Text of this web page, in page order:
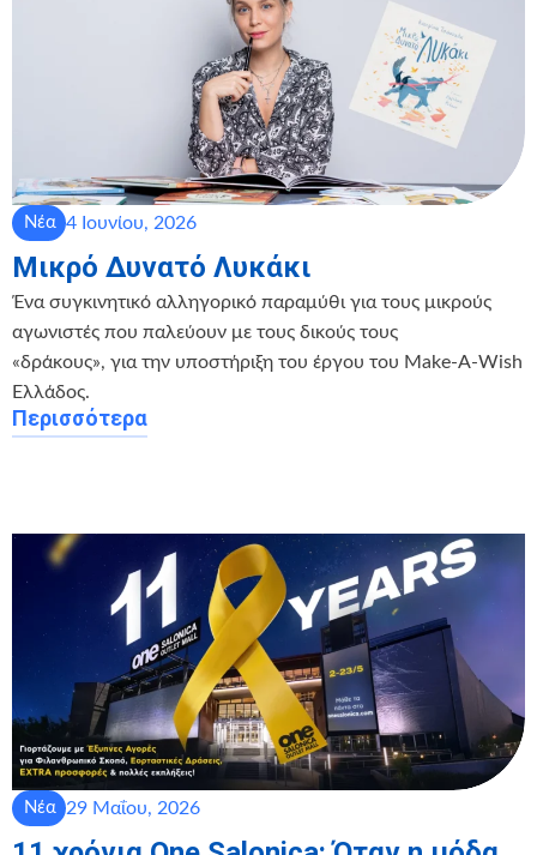
Νέα 4 Ιουνίου, 2026
Μικρό Δυνατό Λυκάκι
Ένα συγκινητικό αλληγορικό παραμύθι για τους μικρούς
αγωνιστές που παλεύουν με τους δικούς τους
«δράκους», για την υποστήριξη του έργου του Make-A-Wish
Ελλάδος.
Περισσότερα
Νέα 29 Μαΐου, 2026